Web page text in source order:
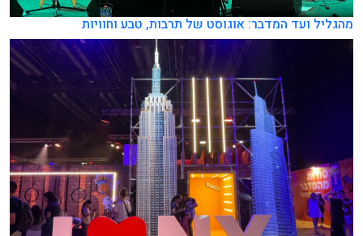
מהגליל ועד המדבר: אוגוסט של תרבות, טבע וחוויות